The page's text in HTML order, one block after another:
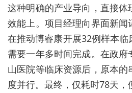
这种明确的产业导向，直接
效能上。项目经理向界面新闻
在推动博睿康开展32例样本
需要一年多时间完成。在政
山医院等临床资源后，原本
度并行。最终，仅耗时78天